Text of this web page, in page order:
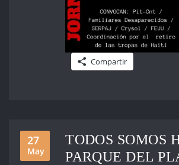
Compartir
27
May
TODOS SOMOS
PARQUE DEL